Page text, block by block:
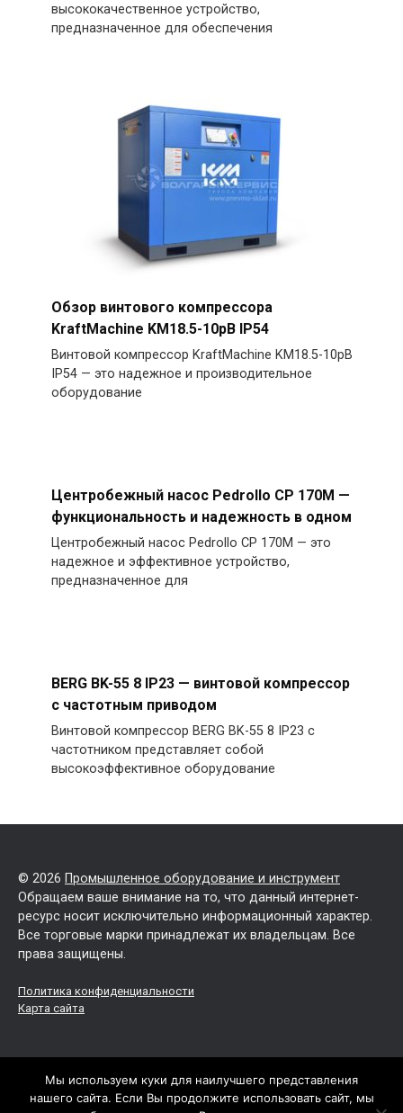
высококачественное устройство,
предназначенное для обеспечения
Обзор винтового компрессора
KraftMachine KM18.5-10рВ IP54
Винтовой компрессор KraftMachine KM18.5-10рВ
IP54 — это надежное и производительное
оборудование
Центробежный насос Pedrollo CP 170M —
функциональность и надежность в одном
Центробежный насос Pedrollo CP 170M — это
надежное и эффективное устройство,
предназначенное для
BERG BK-55 8 IP23 — винтовой компрессор
с частотным приводом
Винтовой компрессор BERG BK-55 8 IP23 с
частотником представляет собой
высокоэффективное оборудование
© 2026 Промышленное оборудование и инструмент
Обращаем ваше внимание на то, что данный интернет-
ресурс носит исключительно информационный характер.
Все торговые марки принадлежат их владельцам. Все
права защищены.
Политика конфиденциальности
Карта сайта
Мы используем куки для наилучшего представления
нашего сайта. Если Вы продолжите использовать сайт, мы